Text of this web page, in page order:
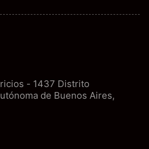
- 1437 Distrito
de Buenos Aires,